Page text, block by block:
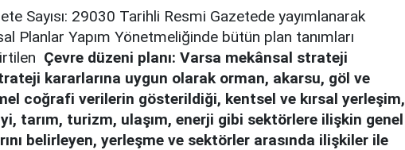
Sayısı: 29030 Tarihli Resmi Gazetede yayımlanarak
Planlar Yapım Yönetmeliğinde bütün plan tanımları
Çevre düzeni planı: Varsa mekânsal strateji
kararlarına uygun olarak orman, akarsu, göl ve
coğrafi verilerin gösterildiği, kentsel ve kırsal yerleşim,
tarım, turizm, ulaşım, enerji gibi sektörlere ilişkin genel
belirleyen, yerleşme ve sektörler arasında ilişkiler ile